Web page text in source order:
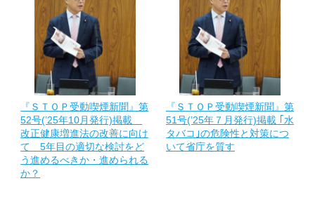
『ＳＴＯＰ受動喫煙新聞』第
52号(’25年10月発行)掲載
改正健康増進法の改善に向け
て 5年目の適切な検討をど
う進めるべきか・進められる
か？
『ＳＴＯＰ受動喫煙新聞』第
51号(’25年７月発行)掲載 ｢水
タバコ｣の危険性と対策につ
いて省庁を質す